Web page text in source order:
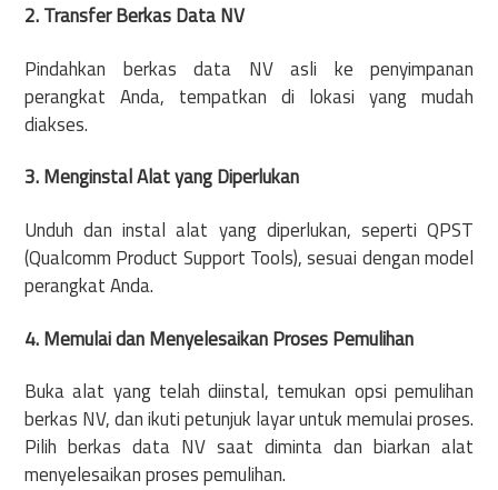
2. Transfer Berkas Data NV
Pindahkan berkas data NV asli ke penyimpanan
perangkat Anda, tempatkan di lokasi yang mudah
diakses.
3. Menginstal Alat yang Diperlukan
Unduh dan instal alat yang diperlukan, seperti QPST
(Qualcomm Product Support Tools), sesuai dengan model
perangkat Anda.
4. Memulai dan Menyelesaikan Proses Pemulihan
Buka alat yang telah diinstal, temukan opsi pemulihan
berkas NV, dan ikuti petunjuk layar untuk memulai proses.
Pilih berkas data NV saat diminta dan biarkan alat
menyelesaikan proses pemulihan.